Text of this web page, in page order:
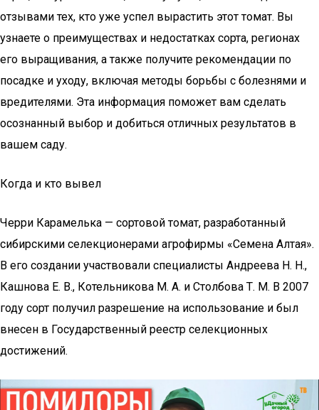
отзывами тех, кто уже успел вырастить этот томат. Вы
узнаете о преимуществах и недостатках сорта, регионах
его выращивания, а также получите рекомендации по
посадке и уходу, включая методы борьбы с болезнями и
вредителями. Эта информация поможет вам сделать
осознанный выбор и добиться отличных результатов в
вашем саду.
Когда и кто вывел
Черри Карамелька — сортовой томат, разработанный
сибирскими селекционерами агрофирмы «Семена Алтая».
В его создании участвовали специалисты Андреева Н. Н.,
Кашнова Е. В., Котельникова М. А. и Столбова Т. М. В 2007
году сорт получил разрешение на использование и был
внесен в Государственный реестр селекционных
достижений.